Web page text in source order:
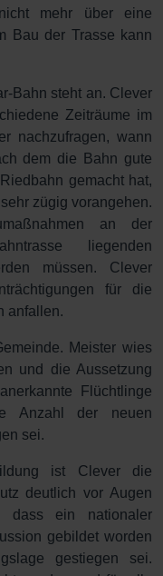
mehr über eine
Bau der Trasse kann
Bahn steht an. Clever
Zeiträume im
nachzufragen, wann
dem die Bahn gute
gemacht hat,
zügig vorangehen.
an der
liegenden
müssen. Clever
für die
anfallen.
Meister wies
und die Aussetzung
Flüchtlinge
Anzahl der neuen
sei.
ist Clever die
deutlich vor Augen
dass ein nationaler
gebildet worden
gestiegen sei.